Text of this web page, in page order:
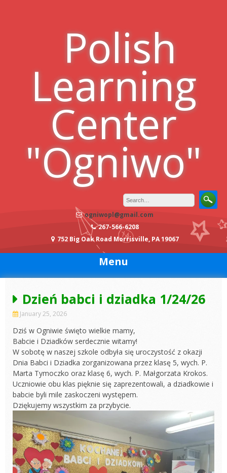
Polish
Learning
Center
"Ogniwo"
ogniwopl@gmail.com
267-566-6208
752 Big Oak Road Morrisville, PA 19067
Menu
Dzień babci i dziadka 1/24/26
January 25, 2026
Dziś w Ogniwie święto wielkie mamy,
Babcie i Dziadków serdecznie witamy!
W sobotę w naszej szkole odbyła się uroczystość z okazji
Dnia Babci i Dziadka zorganizowana przez klasę 5, wych. P.
Marta Tymoczko oraz klasę 6, wych. P. Małgorzata Krokos.
Uczniowie obu klas pięknie się zaprezentowali, a dziadkowie i
babcie byli mile zaskoczeni występem.
Dziękujemy wszystkim za przybycie.